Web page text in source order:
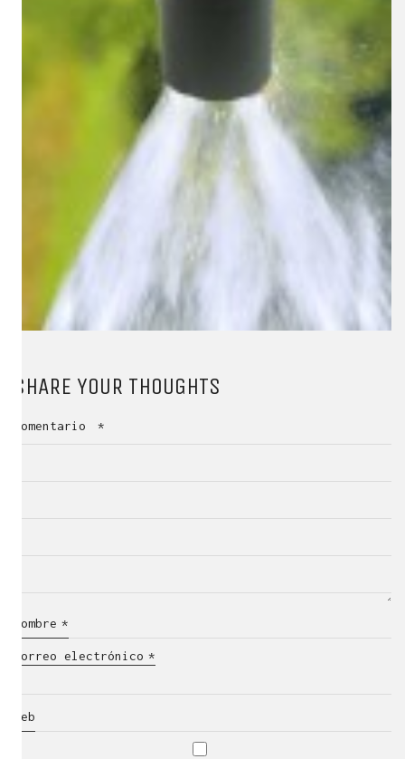
SHARE YOUR THOUGHTS
Comentario *
Nombre *
Correo electrónico *
Web